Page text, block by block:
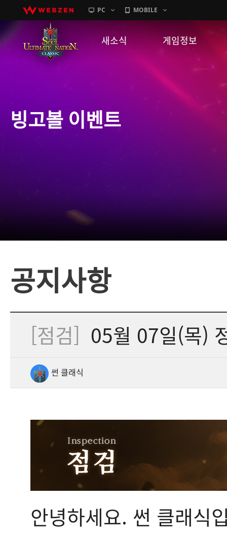
PC MOBILE
새소식
GM노트
게임정보
캐릭터소개
빙고볼 이벤트
공지사항
[점검] 05월 07일(목)
썬 클래식
안녕하세요. 썬 클래식